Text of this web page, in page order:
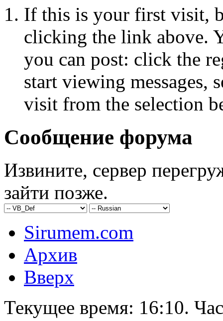
If this is your first visit,
clicking the link above.
you can post: click the
start viewing messages,
visit from the selection
Сообщение форума
Извините, сервер
зайти позже.
Sirumem.com
Архив
Вверх
Текущее время: 16:10.